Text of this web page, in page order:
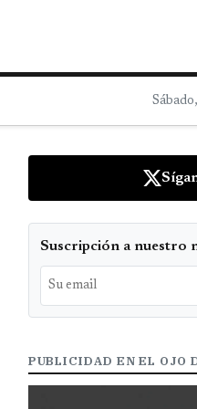
Suscripción a nuestro
PUBLICIDAD EN EL OJO